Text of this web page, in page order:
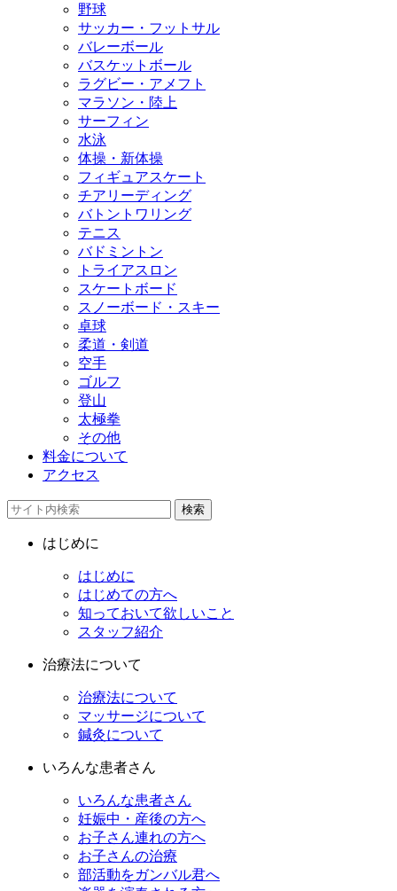
野球
サッカー・フットサル
バレーボール
バスケットボール
ラグビー・アメフト
マラソン・陸上
サーフィン
水泳
体操・新体操
フィギュアスケート
チアリーディング
バトントワリング
テニス
バドミントン
トライアスロン
スケートボード
スノーボード・スキー
卓球
柔道・剣道
空手
ゴルフ
登山
太極拳
その他
料金について
アクセス
検索
はじめに
はじめに
はじめての方へ
知っておいて欲しいこと
スタッフ紹介
治療法について
治療法について
マッサージについて
鍼灸について
いろんな患者さん
いろんな患者さん
妊娠中・産後の方へ
お子さん連れの方へ
お子さんの治療
部活動をガンバル君へ